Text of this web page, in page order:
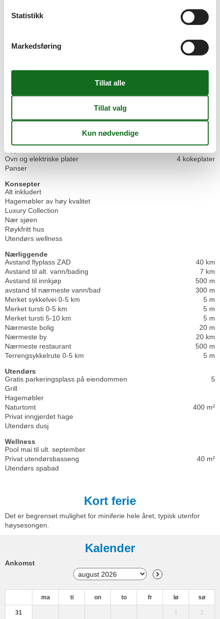
Gulvvarme i hele huset
Klimaanlegg i hele hjemmet
Fryser
75 l
Kjøkkenet har varmt vann
Ovn og elektriske plater
4 kokeplater
Panser
Konsepter
Alt inkludert
Hagemøbler av høy kvalitet
Luxury Collection
Nær sjøen
Røykfritt hus
Utendørs wellness
Nærliggende
Avstand flyplass ZAD
40 km
Avstand til alt. vann/bading
7 km
Avstand til innkjøp
500 m
avstand til nærmeste vann/bad
300 m
Merket sykkelvei 0-5 km
5 m
Merket tursti 0-5 km
5 m
Merket tursti 5-10 km
5 m
Nærmeste bolig
20 m
Nærmeste by
20 km
Nærmeste restaurant
500 m
Terrengsykkelrute 0-5 km
5 m
Utendørs
Gratis parkeringsplass på eiendommen
5
Grill
Hagemøbler
Naturtomt
400 m²
Privat inngjerdet hage
Utendørs dusj
Wellness
Pool mai til ult. september
Privat utendørsbasseng
40 m²
Utendørs spabad
Kort ferie
Det er begrenset mulighet for miniferie hele året, typisk utenfor
høysesongen.
Kalender
Ankomst
ma ti on to fr lø sø
31 1 2
Statistikk
Markedsføring